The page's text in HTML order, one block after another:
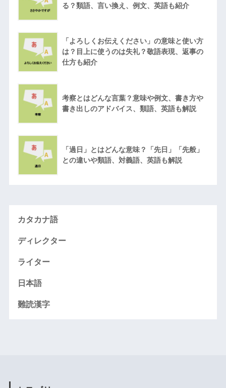
る？類語、言い換え、例文、英語も紹介
「よろしくお伝えください」の意味と使い方
は？目上に使うのは失礼？敬語表現、返事の
仕方も紹介
考察とはどんな言葉？意味や例文、書き方や
書き出しのアドバイス、類語、英語も解説
「過日」とはどんな意味？「先日」「先般」
との違いや類語、対義語、英語も解説
カタカナ語
ディレクター
ライター
日本語
難読漢字